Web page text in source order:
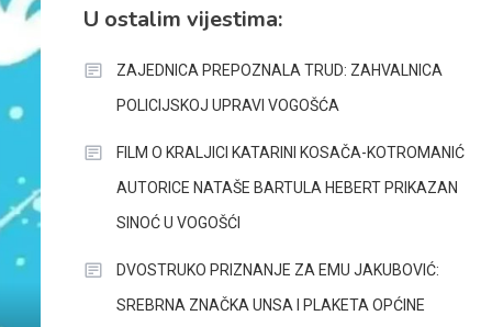
U ostalim vijestima:
ZAJEDNICA PREPOZNALA TRUD: ZAHVALNICA
POLICIJSKOJ UPRAVI VOGOŠĆA
FILM O KRALJICI KATARINI KOSAČA-KOTROMANIĆ
AUTORICE NATAŠE BARTULA HEBERT PRIKAZAN
SINOĆ U VOGOŠĆI
DVOSTRUKO PRIZNANJE ZA EMU JAKUBOVIĆ:
SREBRNA ZNAČKA UNSA I PLAKETA OPĆINE